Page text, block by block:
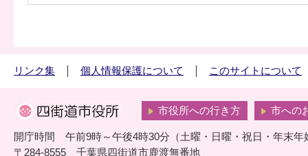
リンク集 個人情報保護について このサイトについて
市役所への行き方 市への
開庁時間 午前9時～午後4時30分（土曜・日曜・祝日・年末年
〒284-8555 千葉県四街道市鹿渡無番地